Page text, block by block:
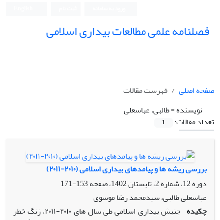
فصلنامه علمی مطالعات بیداری اسلامی
صفحه اصلی
فهرست مقالات
نویسنده =طالبی، عباسعلی
تعداد مقالات:
1
بررسی ریشه ها و پیامدهای بیداری اسلامی (۲۰۱۰-۲۰۱۱)
دوره 12، شماره 2، تابستان 1402، صفحه
153-171
عباسعلی طالبی، سیدمحمد رضا موسوی
چکیده
جنبش بیداری اسلامی طی سال های ۲۰۱۰-۲۰۱۱، زنگ خطر